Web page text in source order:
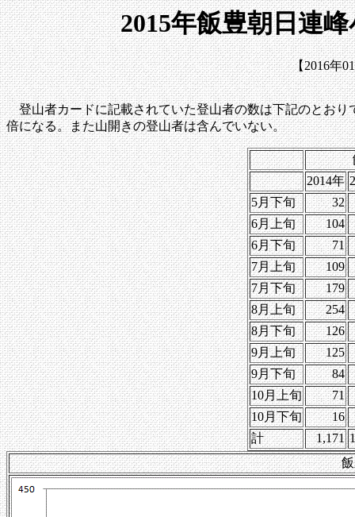
2015年飯豊朝日連
【2016年
登山者カードに記載されていた登山者の数は下記のとおり
倍になる。また山開きの登山者は含んでいない。
2014年
5月下旬
32
6月上旬
104
6月下旬
71
7月上旬
109
7月下旬
179
8月上旬
254
8月下旬
126
9月上旬
125
9月下旬
84
10月上旬
71
10月下旬
16
計
1,171